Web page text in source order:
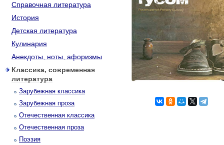
Справочная литература
История
Детская литература
Кулинария
Анекдоты, ноты, афоризмы
Классика, современная
литература
Зарубежная классика
Зарубежная проза
Отечественная классика
Отечественная проза
Поэзия